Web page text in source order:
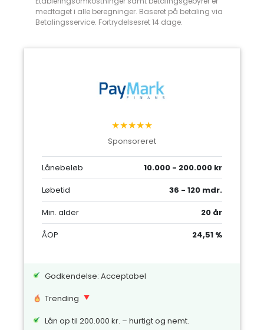
medtaget i alle beregninger. Baseret på betaling via
Betalingsservice. Fortrydelsesret 14 dage.
★★★★★
Sponsoreret
Lånebeløb
10.000 - 200.000 kr
Løbetid
36 - 120 mdr.
Min. alder
20 år
ÅOP
24,51 %
Godkendelse: Acceptabel
Trending
Lån op til 200.000 kr. – hurtigt og nemt.